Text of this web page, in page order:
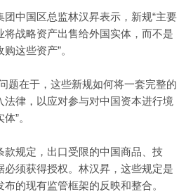
团中国区总监林汉昇表示，新规“主要
将战略资产出售给外国实体，而不是
这些资产”。
题在于，这些新规如何将一套完整的
法律，以应对参与对中国资本进行境
”。
款规定，出口受限的中国商品、技
必须获得授权。林汉昇，这些规定是
的现有监管框架的反映和整合。